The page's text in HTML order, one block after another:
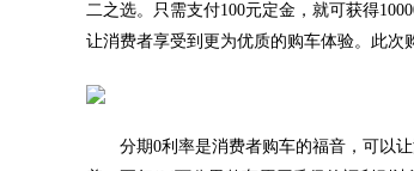
二之选。只需支付100元定金，就可获得
让消费者享受到更为优质的购车体验。此次
分期0利率是消费者购车的福音，可以